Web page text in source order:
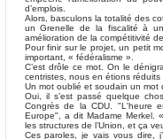
d’emplois.
Alors, basculons la totalité des
un Grenelle de la fiscalité à
amélioration de la compétitivité
Pour finir sur le projet, un petit
important, « fédéralisme ».
C’est drôle ce mot. On le
centristes, nous en étions réduits
Un mot oublié et soudain un mot
Oui, il s’est passé quelque
Congrès de la CDU. "L'heure
Europe", a dit Madame Merkel.
les structures de l’Union, et ça
Ces paroles, je vais vous dire,